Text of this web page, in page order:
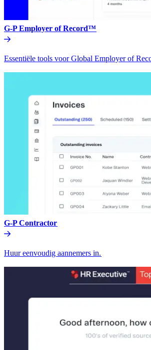
G-P Employer of Record™​​
Essentiële tools voor Global Employer of
G-P Contractor​​
Huur eenvoudig aannemers in.​​